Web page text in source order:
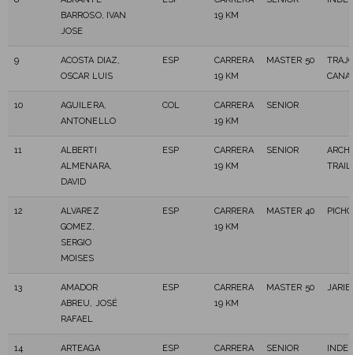
BARROSO, IVAN
JOSE
19 KM
9
ACOSTA DIAZ,
OSCAR LUIS
ESP
CARRERA
19 KM
MASTER 50
10
AGUILERA,
ANTONELLO
COL
CARRERA
19 KM
SENIOR
11
ALBERTI
ALMENARA,
DAVID
ESP
CARRERA
19 KM
SENIOR
TRAIL
12
ALVAREZ
GOMEZ,
SERGIO
MOISES
ESP
CARRERA
19 KM
MASTER 40
13
AMADOR
ABREU, JOSÉ
RAFAEL
ESP
CARRERA
19 KM
MASTER 50
14
ARTEAGA
ESP
CARRERA
SENIOR